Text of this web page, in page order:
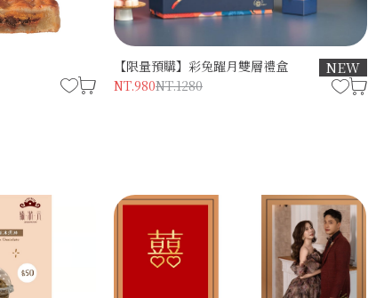
【限量預購】彩兔躍月雙層禮盒 NEW
NT.980NT.1280